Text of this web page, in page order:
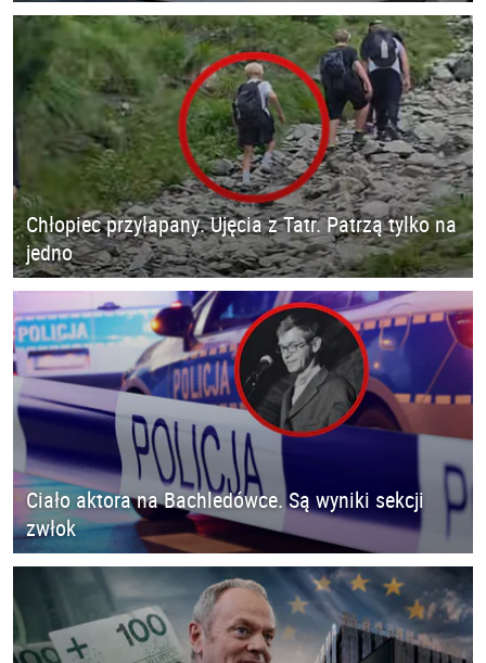
Chłopiec przyłapany. Ujęcia z Tatr. Patrzą tylko na
jedno
Ciało aktora na Bachledówce. Są wyniki sekcji
zwłok